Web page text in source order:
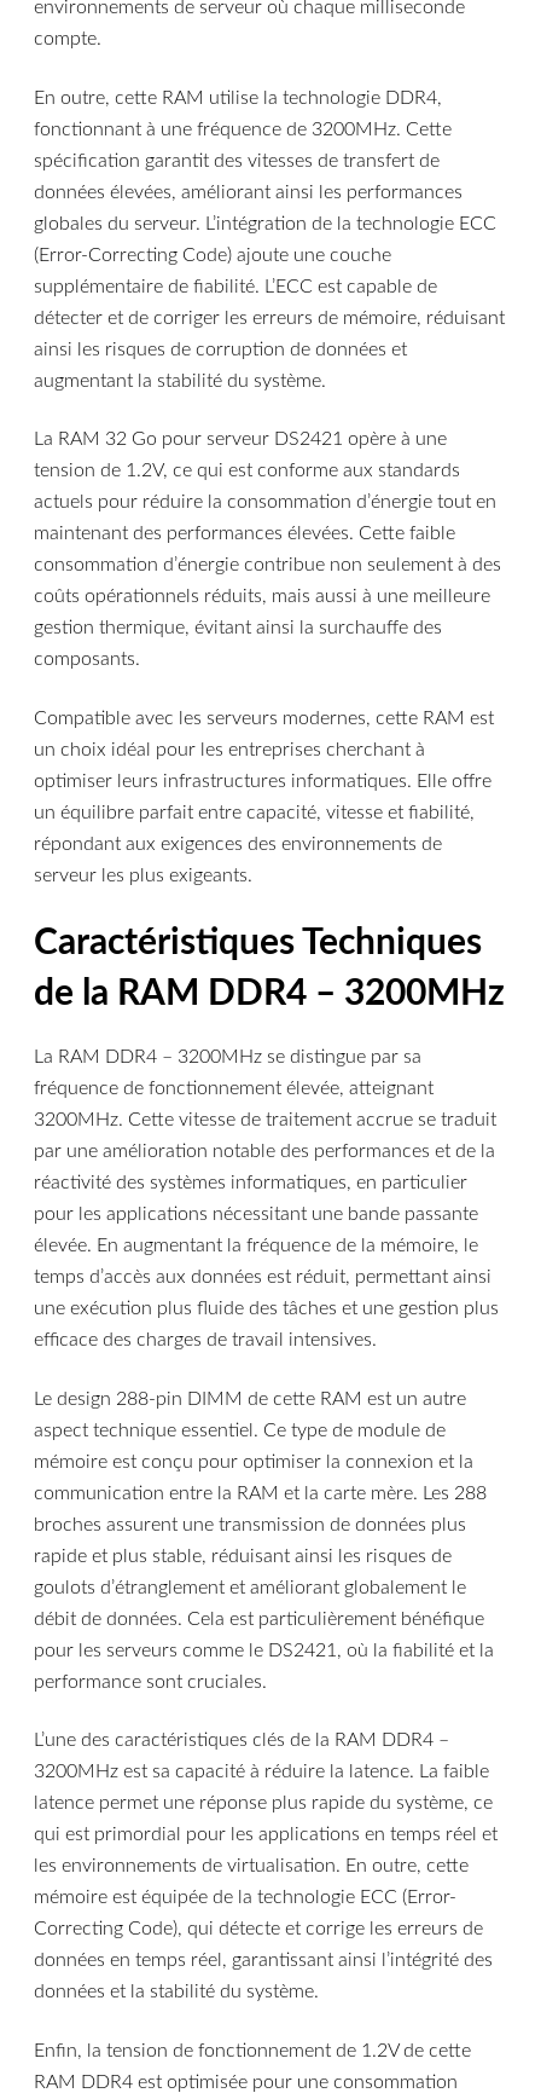
environnements de serveur où chaque milliseconde
compte.
En outre, cette RAM utilise la technologie DDR4,
fonctionnant à une fréquence de 3200MHz. Cette
spécification garantit des vitesses de transfert de
données élevées, améliorant ainsi les performances
globales du serveur. L’intégration de la technologie ECC
(Error-Correcting Code) ajoute une couche
supplémentaire de fiabilité. L’ECC est capable de
détecter et de corriger les erreurs de mémoire, réduisant
ainsi les risques de corruption de données et
augmentant la stabilité du système.
La RAM 32 Go pour serveur DS2421 opère à une
tension de 1.2V, ce qui est conforme aux standards
actuels pour réduire la consommation d’énergie tout en
maintenant des performances élevées. Cette faible
consommation d’énergie contribue non seulement à des
coûts opérationnels réduits, mais aussi à une meilleure
gestion thermique, évitant ainsi la surchauffe des
composants.
Compatible avec les serveurs modernes, cette RAM est
un choix idéal pour les entreprises cherchant à
optimiser leurs infrastructures informatiques. Elle offre
un équilibre parfait entre capacité, vitesse et fiabilité,
répondant aux exigences des environnements de
serveur les plus exigeants.
Caractéristiques Techniques
de la RAM DDR4 – 3200MHz
La RAM DDR4 – 3200MHz se distingue par sa
fréquence de fonctionnement élevée, atteignant
3200MHz. Cette vitesse de traitement accrue se traduit
par une amélioration notable des performances et de la
réactivité des systèmes informatiques, en particulier
pour les applications nécessitant une bande passante
élevée. En augmentant la fréquence de la mémoire, le
temps d’accès aux données est réduit, permettant ainsi
une exécution plus fluide des tâches et une gestion plus
efficace des charges de travail intensives.
Le design 288-pin DIMM de cette RAM est un autre
aspect technique essentiel. Ce type de module de
mémoire est conçu pour optimiser la connexion et la
communication entre la RAM et la carte mère. Les 288
broches assurent une transmission de données plus
rapide et plus stable, réduisant ainsi les risques de
goulots d’étranglement et améliorant globalement le
débit de données. Cela est particulièrement bénéfique
pour les serveurs comme le DS2421, où la fiabilité et la
performance sont cruciales.
L’une des caractéristiques clés de la RAM DDR4 –
3200MHz est sa capacité à réduire la latence. La faible
latence permet une réponse plus rapide du système, ce
qui est primordial pour les applications en temps réel et
les environnements de virtualisation. En outre, cette
mémoire est équipée de la technologie ECC (Error-
Correcting Code), qui détecte et corrige les erreurs de
données en temps réel, garantissant ainsi l’intégrité des
données et la stabilité du système.
Enfin, la tension de fonctionnement de 1.2V de cette
RAM DDR4 est optimisée pour une consommation